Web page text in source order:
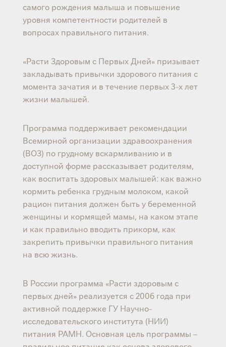
самого рождения малыша и повышение
уровня компетентности родителей в
вопросах правильного питания.
«Расти Здоровым с Первых Дней» призывает
закладывать привычки здорового питания с
момента зачатия и в течение первых 3-х лет
жизни малышей.
Программа поддерживает рекомендации
Всемирной организации здравоохранения
(ВОЗ) по грудному вскармливанию и в
доступной форме рассказывает родителям,
как воспитать здоровых малышей: как важно
кормить ребенка грудным молоком, какой
рацион питания должен быть у беременной
женщины и кормящей мамы, на каком этапе
и как правильно вводить прикорм, как
закрепить привычки правильного питания
на всю жизнь.
В России программа «Расти здоровым с
первых дней» реализуется с 2006 года при
активной поддержке ГУ Научно-
исследовательского института (НИИ)
питания РАМН. Основная цель программы –